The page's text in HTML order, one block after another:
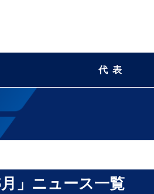
代表
月」ニュース一覧